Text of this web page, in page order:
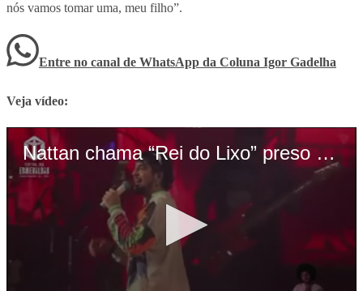
nós vamos tomar uma, meu filho”.
Entre no canal de WhatsApp da Coluna Igor Gadelha
Veja vídeo: